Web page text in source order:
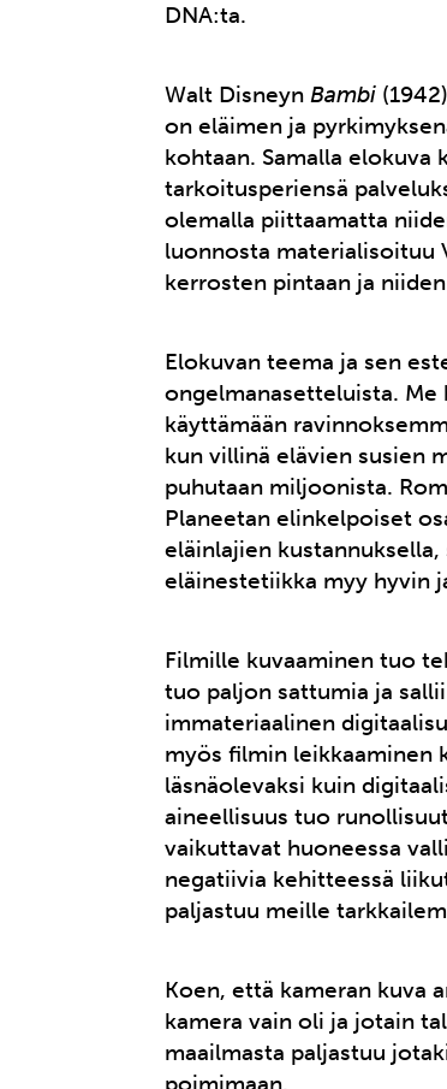
DNA:ta.
Walt DisneynBambi
on eläimen ja
kohtaan. Samalla
tarkoitusperiensä
olemalla piittaamatta
luonnosta materialisoituu
kerrosten pintaan ja
Elokuvan teema ja sen
ongelmanasetteluista.
käyttämään
kun villinä elävien susien
puhutaan miljoonista.
Planeetan elinkelpoiset
eläinlajien
eläinestetiikka myy hyvin
Filmille kuvaaminen tuo
tuo paljon sattumia ja
immateriaalinen
myös filmin leikkaaminen
läsnäolevaksi kuin
aineellisuus tuo
vaikuttavat huoneessa
negatiivia kehitteessä
paljastuu meille
Koen, että kameran kuva
kamera vain oli ja jotain
maailmasta paljastuu